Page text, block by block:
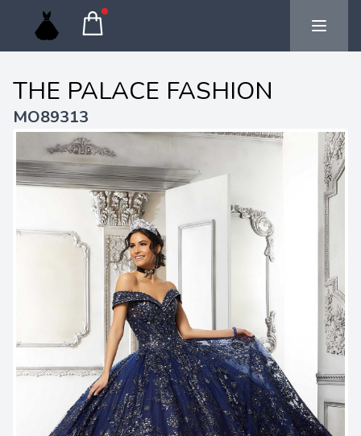
THE PALACE FASHION
MO89313